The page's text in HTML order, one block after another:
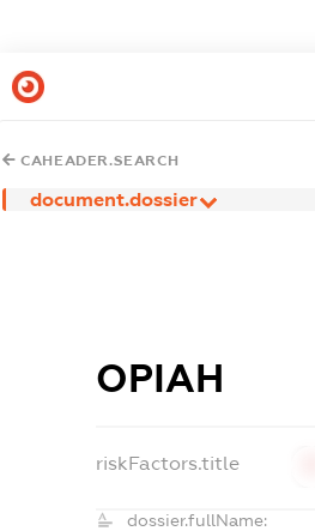
CAHEADER.SEARCH
document.dossier
ОРІАН
riskFactors.title
dossier.fullName: